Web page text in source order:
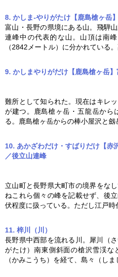
8. かしま‐やりがたけ【鹿島槍ヶ岳】
富山・長野の県境にある山。飛騨
連峰中の代表的な山。山頂は南
（2842メートル）に分かれている
9. かしまやりがだけ【鹿島槍ヶ岳
難所として知られた。現在はキレ
が建つ。鹿島槍ヶ岳 ・五龍岳か
る。鹿島槍ヶ岳からの棒小屋沢と劔
10. あかざわだけ・すばりだけ【赤
／後立山連峰
立山町と長野県大町市の境界をな
ねこれら個々の峰を記載せず、後
伏程度に扱っている。ただし江戸時
11. 梓川（川）
長野県中西部を流れる川。犀川（さ
がたけ）南東側斜面の槍沢雪渓な
（かみこうち）を経て、島々（し